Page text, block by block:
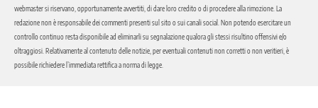
webmaster si riservano, opportunamente avvertiti, di dare loro credito o di procedere alla rimozione. La
redazione non è responsabile dei commenti presenti sul sito o sui canali social. Non potendo esercitare un
controllo continuo resta disponibile ad eliminarli su segnalazione qualora gli stessi risultino offensivi e/o
oltraggiosi. Relativamente al contenuto delle notizie, per eventuali contenuti non corretti o non veritieri, è
possibile richiedere l’immediata rettifica a norma di legge.